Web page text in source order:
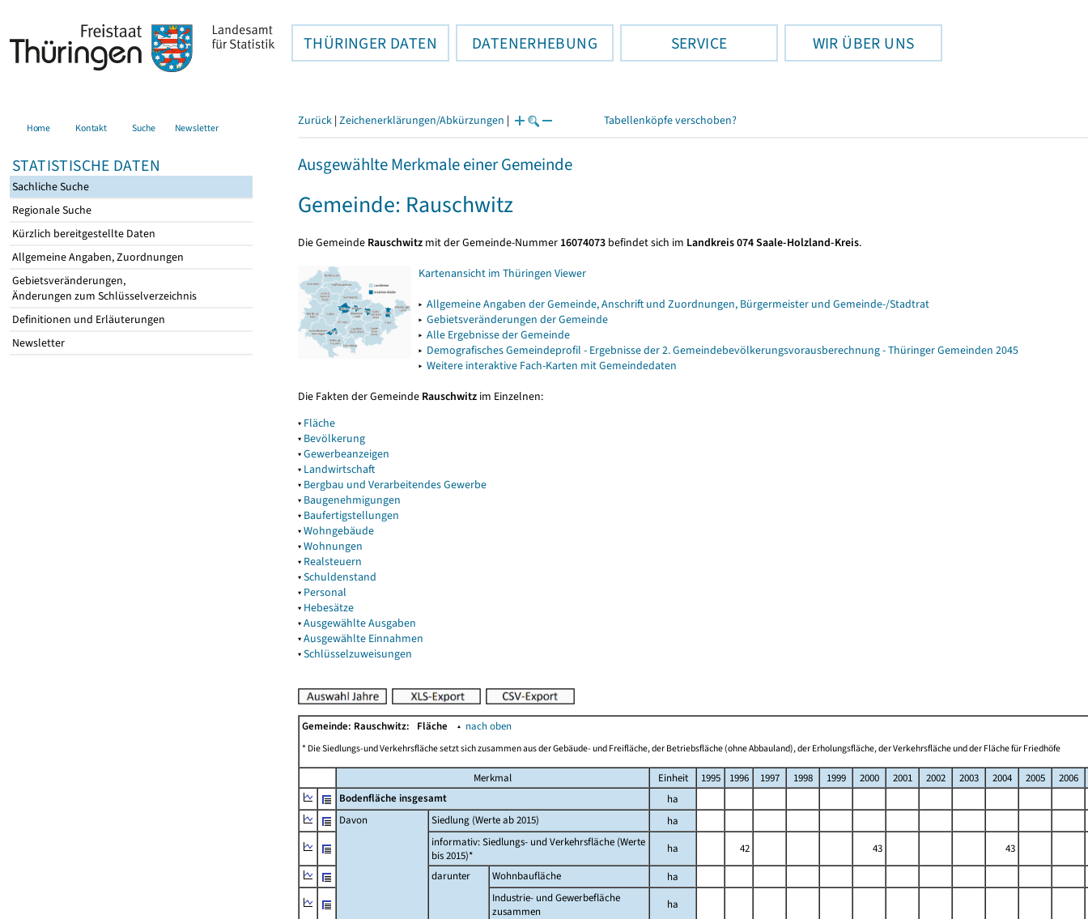
THÜRINGER DATEN DATENERHEBUNG SERVICE WIR ÜBER UNS
Home Kontakt Suche Newsletter
STATISTISCHE DATEN
Sachliche Suche
Regionale Suche
Kürzlich bereitgestellte Daten
Allgemeine Angaben, Zuordnungen
Gebietsveränderungen,
Änderungen zum Schlüsselverzeichnis
Definitionen und Erläuterungen
Newsletter
Zurück | Zeichenerklärungen/Abkürzungen | Tabellenköpfe verschoben?
Ausgewählte Merkmale einer Gemeinde
Gemeinde: Rauschwitz
Die Gemeinde Rauschwitz mit der Gemeinde-Nummer 16074073 befindet sich im Landkreis 074 Saale-Holzland-Kreis.
Kartenansicht im Thüringen Viewer
▸ Allgemeine Angaben der Gemeinde, Anschrift und Zuordnungen, Bürgermeister und Gemeinde-/Stadtrat
▸ Gebietsveränderungen der Gemeinde
▸ Alle Ergebnisse der Gemeinde
▸ Demografisches Gemeindeprofil - Ergebnisse der 2. Gemeindebevölkerungsvorausberechnung - Thüringer Gemeinden 2045
▸ Weitere interaktive Fach-Karten mit Gemeindedaten
Die Fakten der Gemeinde Rauschwitz im Einzelnen:
▾ Fläche
▾ Bevölkerung
▾Gewerbeanzeigen
▾ Landwirtschaft
▾ Bergbau und Verarbeitendes Gewerbe
▾ Baugenehmigungen
▾ Baufertigstellungen
▾Wohngebäude
▾Wohnungen
▾ Realsteuern
▾Schuldenstand
▾ Personal
▾ Hebesätze
▾Ausgewählte Ausgaben
▾Ausgewählte Einnahmen
▾Schlüsselzuweisungen
Gemeinde: Rauschwitz: Fläche ▴ nach oben
* Die Siedlungs-und Verkehrsfläche setzt sich zusammen aus der Gebäude- und Freifläche, der Betriebsfläche (ohne Abbauland), der Erholungsfläche, der Verkehrsfläche und der Fläche für Friedhöfe
Merkmal Einheit 1995 1996 1997 1998 1999 2000 2001 2002 2003 2004 2005
2006
Bodenfläche insgesamt
ha
Davon
Siedlung (Werte ab 2015)
ha
informativ: Siedlungs- und Verkehrsfläche (Werte
bis 2015)*
ha 42 43
43
darunter
Wohnbaufläche
ha
Industrie- und Gewerbefläche
zusammen
ha